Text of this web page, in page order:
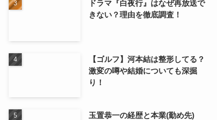
ドラマ『白夜行』はなぜ再放送で
きない？理由を徹底調査！
【ゴルフ】河本結は整形してる？
激変の噂や結婚についても深掘
り！
玉置恭一の経歴と本業(勤め先)